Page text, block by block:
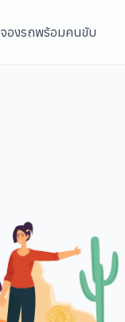
จองรถพร้อมคนขับ